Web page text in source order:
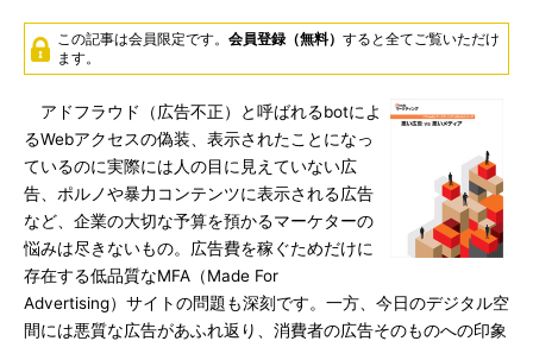
この記事は会員限定です。 会員登録（無料） すると全てご覧いただけ
ます。
アドフラウド（広告不正）と呼ばれるbotによ
るWebアクセスの偽装、表示されたことになっ
ているのに実際には人の目に見えていない広
告、ポルノや暴力コンテンツに表示される広告
など、企業の大切な予算を預かるマーケターの
悩みは尽きないもの。広告費を稼ぐためだけに
存在する低品質なMFA（Made For
Advertising）サイトの問題も深刻です。一方、今日のデジタル空
間には悪質な広告があふれ返り、消費者の広告そのものへの印象